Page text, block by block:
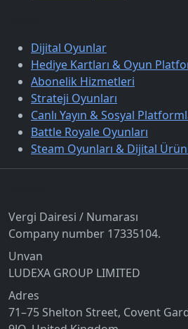
Dijital Oyunlar
Hediye Kartları & Oyun
Abonelik Hizmetleri
Strateji Oyunları
Canlı Yayın & Sosyal
Battle Royale Oyunları
Steam Oyunları & Dijital
Vergi Dairesi / Numarası
Company number 17335104.
Unvan
LUDEXA GROUP LIMITED
Adres
71–75 Shelton Street, Covent